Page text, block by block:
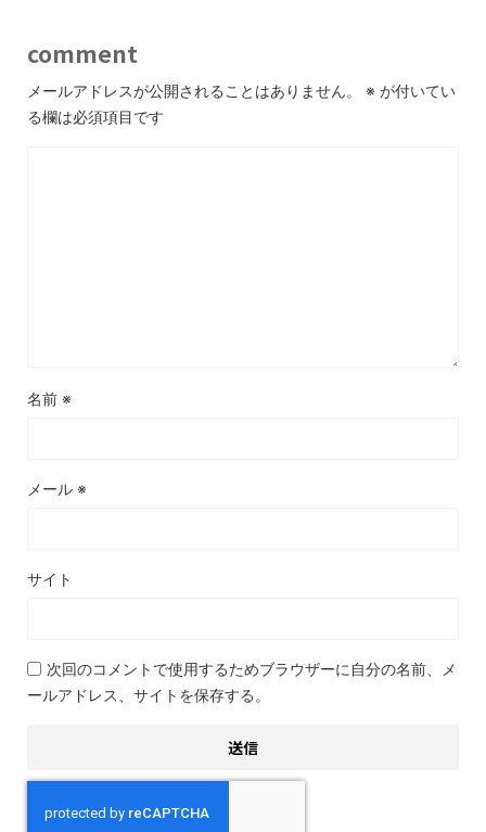
comment
メールアドレスが公開されることはありません。 ※ が付いてい
る欄は必須項目です
名前 ※
メール ※
サイト
次回のコメントで使用するためブラウザーに自分の名前、メ
ールアドレス、サイトを保存する。